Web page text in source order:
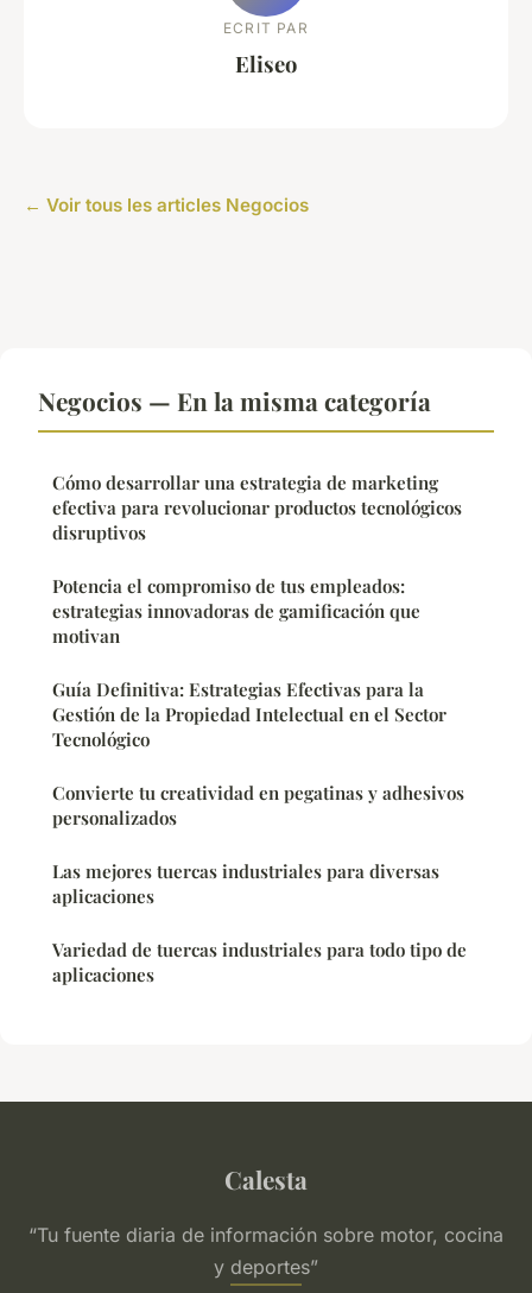
ECRIT PAR
Eliseo
← Voir tous les articles Negocios
Negocios — En la misma categoría
Cómo desarrollar una estrategia de marketing
efectiva para revolucionar productos tecnológicos
disruptivos
Potencia el compromiso de tus empleados:
estrategias innovadoras de gamificación que
motivan
Guía Definitiva: Estrategias Efectivas para la
Gestión de la Propiedad Intelectual en el Sector
Tecnológico
Convierte tu creatividad en pegatinas y adhesivos
personalizados
Las mejores tuercas industriales para diversas
aplicaciones
Variedad de tuercas industriales para todo tipo de
aplicaciones
Calesta
“Tu fuente diaria de información sobre motor, cocina
y deportes”